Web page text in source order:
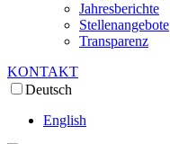
Jahresberichte
Stellenangebote
Transparenz
KONTAKT
Deutsch
English